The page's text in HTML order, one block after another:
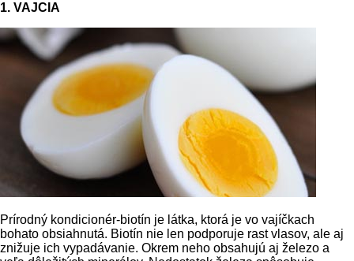
1. VAJCIA
Prírodný kondicionér-biotín je látka, ktorá je vo vajíčkach
bohato obsiahnutá. Biotín nie len podporuje rast vlasov, ale aj
znižuje ich vypadávanie. Okrem neho obsahujú aj železo a